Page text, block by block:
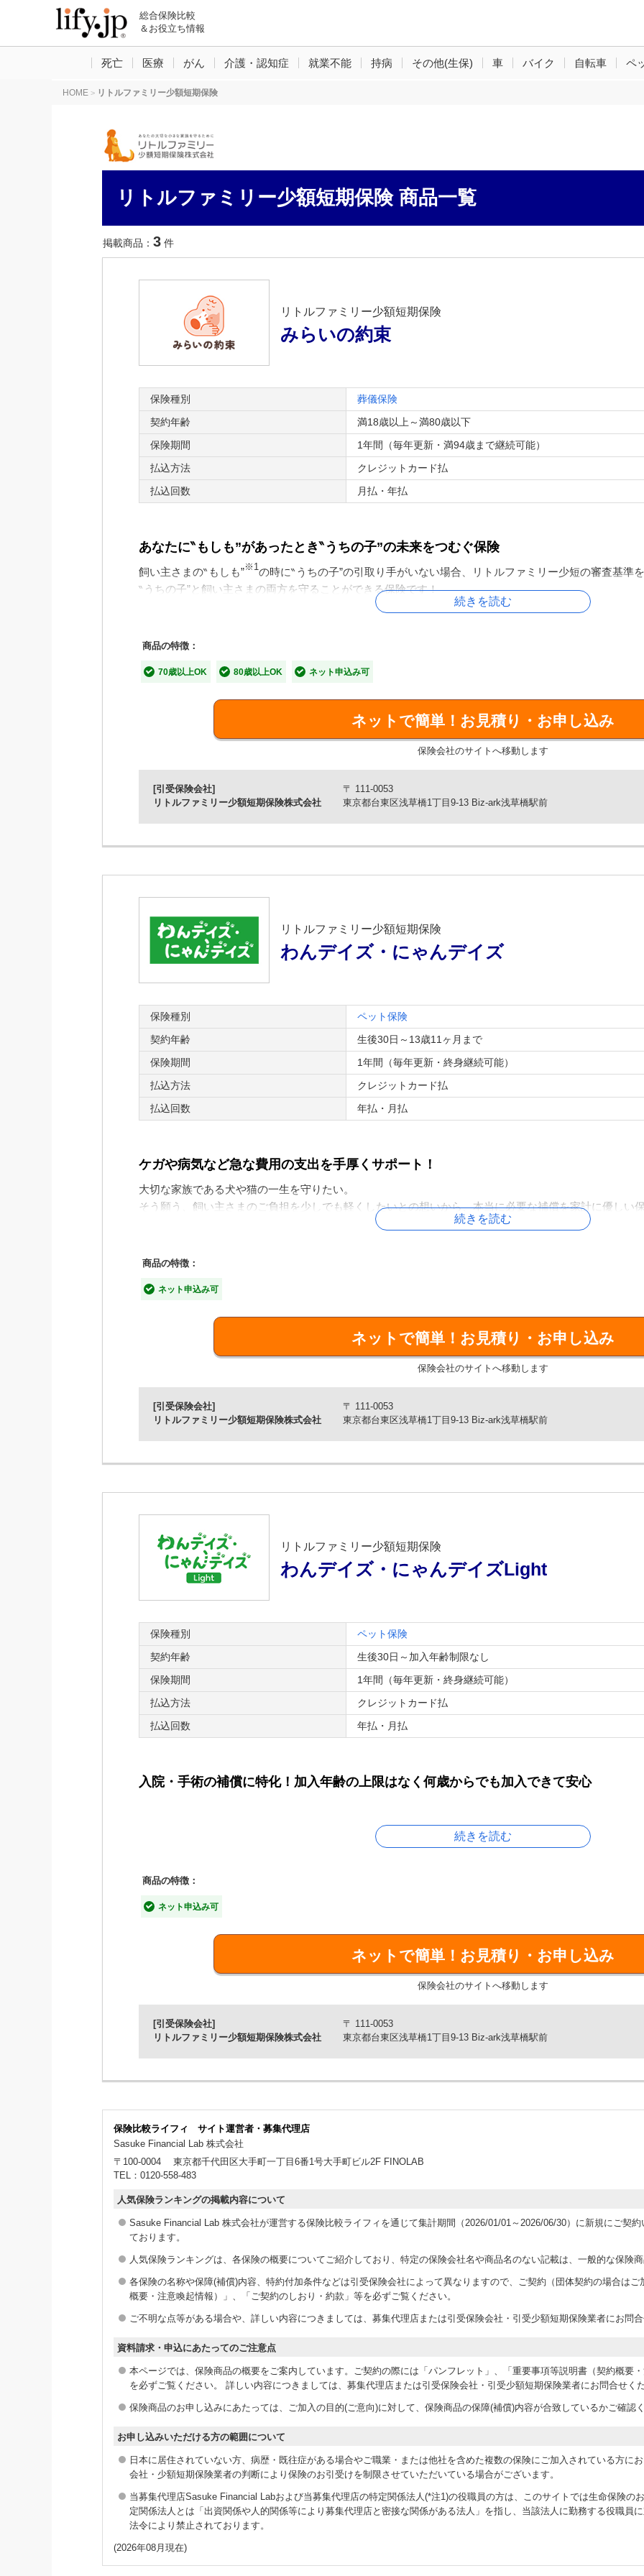
総合保険比較
＆お役立ち情報
死亡 医療 がん 介護・認知症 就業不能 持病 その他(生保) 車 バイク 自転車 ペ
HOME > リトルファミリー少額短期保険
リトルファミリー少額短期保険 商品一覧
掲載商品： 3 件
リトルファミリー少額短期保険
みらいの約束
保険種別
葬儀保険
契約年齢
満18歳以上～満80歳以下
保険期間
1年間（毎年更新・満94歳まで継続可能）
払込方法
クレジットカード払
払込回数
月払・年払
あなたに‶もしも”があったとき‶うちの子”の未来をつむぐ保険
飼い主さまの‶もしも”※1の時に‶うちの子”の引取り手がいない場合、リトルファミリー少短の審査基準
‶うちの子”と飼い主さまの両方を守ることができる保険です！
■「みらいの約束」の3つの特長
【特長1】‶うちの子”の預入先をご紹介
飼い主さまの‶もしも”※1の時に‶うちの子”の引取り手がいない場合、審査基準を満たした保護団体をご
【特長2】飼い主さまの‶もしも” の時に保険金をお支払い
保険金額は10万円、50万円、100万円の３つのプランからお選びいただけます。
【特長3】飼い主さまの医療費も保障するオプション
■保障内容
いない場合には、審査基準を満たした保護団体をご紹介します。
保障内容を手厚くしたい方には医療保障のオプションをご用意しております。
限度額 年間80万円／入院給付金：日額5,000円（年間120日まで）
手術給付金※2：１回25,000円
先進医療給付金：技術料
※1 死亡、高度障害、要介護4以上
※2 1日に複数回の手術をした場合、手術給付金のお支払額は25,000円となります
続きを読む
商品の特徴：
70歳以上OK 80歳以上OK ネット申込み可
ネットで簡単！ お見積り・お申し込み
保険会社のサイトへ移動します
[引受保険会社]
リトルファミリー少額短期保険株式会社
〒 111-0053
東京都台東区浅草橋1丁目9-13 Biz-ark浅草橋駅前
リトルファミリー少額短期保険
わんデイズ・にゃんデイズ
保険種別
ペット保険
契約年齢
生後30日～13歳11ヶ月まで
保険期間
1年間（毎年更新・終身継続可能）
払込方法
クレジットカード払
払込回数
年払・月払
ケガや病気など急な費用の支出を手厚くサポート！
大切な家族である犬や猫の一生を守りたい。
そう願う、飼い主さまのご負担を少しでも軽くしたいとの想いから、本当に必要な補償を家計に優しい
■「わんデイズ・にゃんデイズ」の4つの特長
0歳～20歳までに支払う月々の金額の総計が業界最安クラス※1。
ペットが年を重ねても、月々の保険料が急に高くなることはありません。
※1 業界最安クラスの理由は「ネットで簡単！お見積り・お申し込み」の遷移先に掲載しています。
【特長2】業界最高クラス の充実の補償内容
【特長4】お申込みからご請求までスマホで完結
お申込みから保険金請求までWEBで完結。郵送不要で、必要な書類はWEBからアップロードするだけで
■補償内容
支払回数に制限なし
いちばん使う機会が多い通院補償は回数・日額制限なく年間120万円まで（通院・入院・手術の合計
続きを読む
商品の特徴：
ネット申込み可
ネットで簡単！ お見積り・お申し込み
保険会社のサイトへ移動します
[引受保険会社]
リトルファミリー少額短期保険株式会社
〒 111-0053
東京都台東区浅草橋1丁目9-13 Biz-ark浅草橋駅前
リトルファミリー少額短期保険
わんデイズ・にゃんデイズLight
保険種別
ペット保険
契約年齢
生後30日～加入年齢制限なし
保険期間
1年間（毎年更新・終身継続可能）
払込方法
クレジットカード払
払込回数
年払・月払
入院・手術の補償に特化！加入年齢の上限はなく何歳からでも加入できて安心
■「わんデイズ・にゃんデイズLight」の4つの特長
【特長1】高額になりやすい入院・手術への備えに
お手頃な保険料で高額な治療費になりやすい入院・手術への備えられます
【特長2】年間120万円まで、回数の制限なく何度でも補償！
支払回数の制限なく、年間最大補償額の120万円まで何度でも補償します
【特長4】窓口精算に対応！
年間支払限度額120万円まで補償
支払回数に制限なし
続きを読む
商品の特徴：
ネット申込み可
ネットで簡単！ お見積り・お申し込み
保険会社のサイトへ移動します
[引受保険会社]
リトルファミリー少額短期保険株式会社
〒 111-0053
東京都台東区浅草橋1丁目9-13 Biz-ark浅草橋駅前
保険比較ライフィ サイト運営者・募集代理店
Sasuke Financial Lab 株式会社
〒100-0004
東京都千代田区大手町一丁目6番1号大手町ビル2F FINOLAB
TEL：0120-558-483
人気保険ランキングの掲載内容について
Sasuke Financial Lab 株式会社が運営する保険比較ライフィを通じて集計期間（2026/01/01～2026/06/30）に新規にご契
ております。
人気保険ランキングは、各保険の概要についてご紹介しており、特定の保険会社名や商品名のない記載は、一般的な保険
各保険の名称や保障(補償)内容、特約付加条件などは引受保険会社によって異なりますので、ご契約（団体契約の場合は
概要・注意喚起情報）」、「ご契約のしおり・約款」等を必ずご覧ください。
ご不明な点等がある場合や、詳しい内容につきましては、募集代理店または引受保険会社・引受少額短期保険業者にお問
資料請求・申込にあたってのご注意点
本ページでは、保険商品の概要をご案内しています。ご契約の際には「パンフレット」、「重要事項等説明書（契約概要
を必ずご覧ください。 詳しい内容につきましては、募集代理店または引受保険会社・引受少額短期保険業者にお問合せく
保険商品のお申し込みにあたっては、ご加入の目的(ご意向)に対して、保険商品の保障(補償)内容が合致しているかご確認
お申し込みいただける方の範囲について
日本に居住されていない方、病歴・既往症がある場合やご職業・または他社を含めた複数の保険にご加入されている方に
会社・少額短期保険業者の判断により保険のお引受けを制限させていただいている場合がございます。
当募集代理店Sasuke Financial Labおよび当募集代理店の特定関係法人(*注1)の役職員の方は、このサイトでは生命保険の
定関係法人とは「出資関係や人的関係等により募集代理店と密接な関係がある法人」を指し、当該法人に勤務する役職員
法令により禁止されております。
(2026年08月現在)